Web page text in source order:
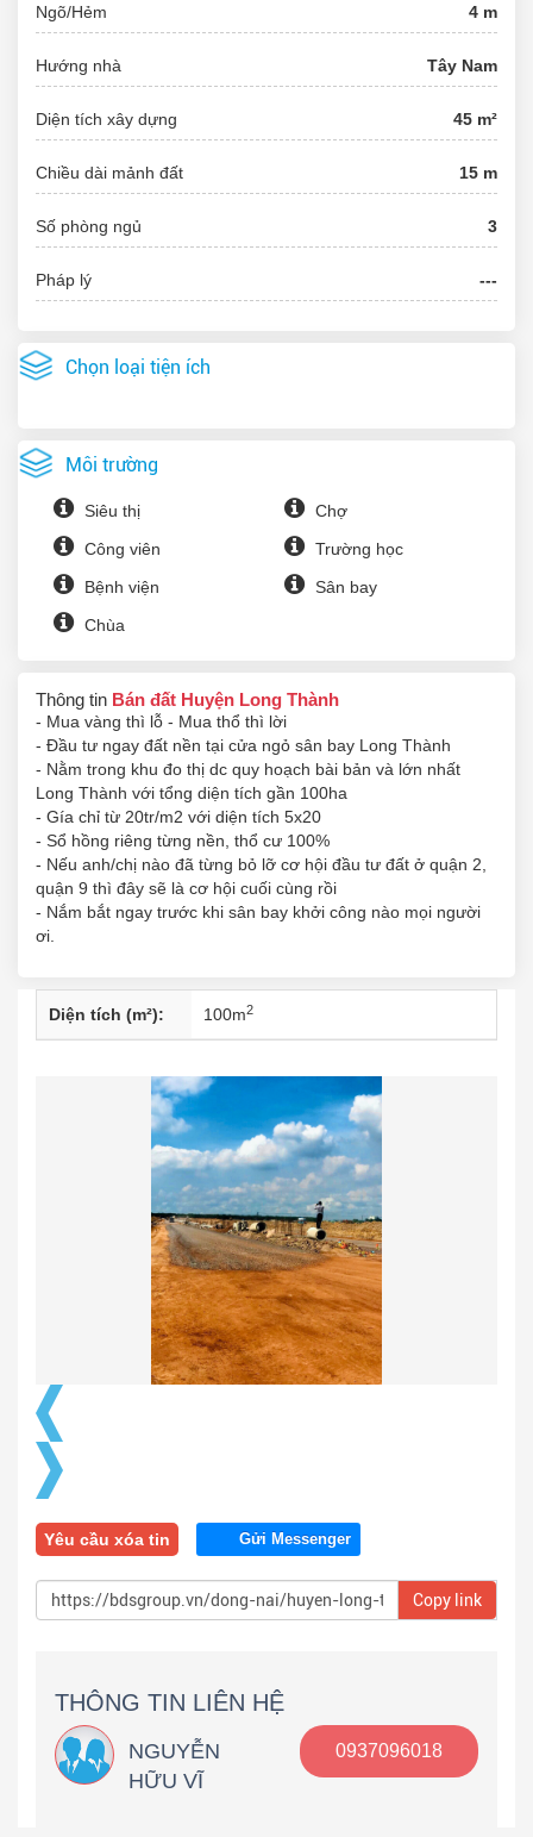
Ngõ/Hẻm 4 m
Hướng nhà Tây Nam
Diện tích xây dựng 45 m²
Chiều dài mảnh đất 15 m
Số phòng ngủ 3
Pháp lý ---
Chọn loại tiện ích
Môi trường
Siêu thị
Chợ
Công viên
Trường học
Bệnh viện
Sân bay
Chùa
Thông tin Bán đất Huyện Long Thành
- Mua vàng thì lỗ - Mua thổ thì lời
- Đầu tư ngay đất nền tại cửa ngỏ sân bay Long Thành
- Nằm trong khu đo thị dc quy hoạch bài bản và lớn nhất
Long Thành với tổng diện tích gần 100ha
- Gía chỉ từ 20tr/m2 với diện tích 5x20
- Sổ hồng riêng từng nền, thổ cư 100%
- Nếu anh/chị nào đã từng bỏ lỡ cơ hội đầu tư đất ở quận 2,
quận 9 thì đây sẽ là cơ hội cuối cùng rồi
- Nắm bắt ngay trước khi sân bay khởi công nào mọi người
ơi.
Diện tích (m²): 100m2
Yêu cầu xóa tin Gửi Messenger
Copy link
THÔNG TIN LIÊN HỆ
NGUYỄN
HỮU VĨ
0937096018